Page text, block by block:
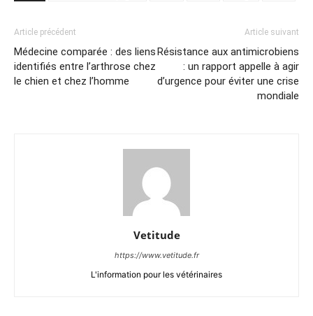
Article précédent
Médecine comparée : des liens
identifiés entre l’arthrose chez
le chien et chez l’homme
Article suivant
Résistance aux antimicrobiens
: un rapport appelle à agir
d’urgence pour éviter une crise
mondiale
Vetitude
https://www.vetitude.fr
L'information pour les vétérinaires